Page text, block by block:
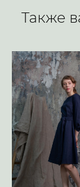
Также